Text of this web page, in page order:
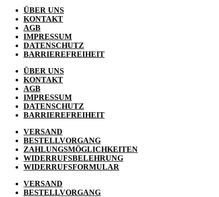
ÜBER UNS
KONTAKT
AGB
IMPRESSUM
DATENSCHUTZ
BARRIEREFREIHEIT
ÜBER UNS
KONTAKT
AGB
IMPRESSUM
DATENSCHUTZ
BARRIEREFREIHEIT
VERSAND
BESTELLVORGANG
ZAHLUNGSMÖGLICHKEITEN
WIDERRUFSBELEHRUNG
WIDERRUFSFORMULAR
VERSAND
BESTELLVORGANG